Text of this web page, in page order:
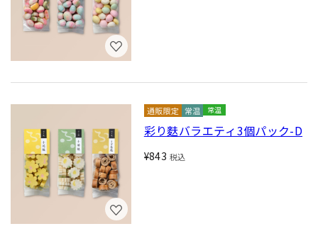
常温
彩り麩バラエティ3個パック-D
¥843 税込